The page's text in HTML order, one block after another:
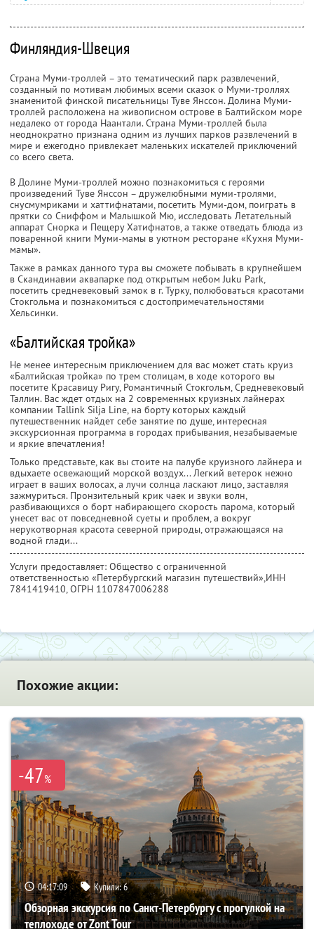
Финляндия-Швеция
Страна Муми-троллей – это тематический парк развлечений,
созданный по мотивам любимых всеми сказок о Муми-троллях
знаменитой финской писательницы Туве Янссон. Долина Муми-
троллей расположена на живописном острове в Балтийском море
недалеко от города Наантали. Страна Муми-троллей была
неоднократно признана одним из лучших парков развлечений в
мире и ежегодно привлекает маленьких искателей приключений
со всего света.
В Долине Муми-троллей можно познакомиться с героями
произведений Туве Янссон – дружелюбными муми-тролями,
снусмумриками и хаттифнатами, посетить Муми-дом, поиграть в
прятки со Сниффом и Малышкой Мю, исследовать Летательный
аппарат Снорка и Пещеру Хатифнатов, а также отведать блюда из
поваренной книги Муми-мамы в уютном ресторане «Кухня Муми-
мамы».
Также в рамках данного тура вы сможете побывать в крупнейшем
в Скандинавии аквапарке под открытым небом Juku Park,
посетить средневековый замок в г. Турку, полюбоваться красотами
Стокгольма и познакомиться с достопримечательностями
Хельсинки.
«Балтийская тройка»
Не менее интересным приключением для вас может стать круиз
«Балтийская тройка» по трем столицам, в ходе которого вы
посетите Красавицу Ригу, Романтичный Стокгольм, Средневековый
Таллин. Вас ждет отдых на 2 современных круизных лайнерах
компании Tallink Silja Line, на борту которых каждый
путешественник найдет себе занятие по душе, интересная
экскурсионная программа в городах прибывания, незабываемые
и яркие впечатления!
Только представьте, как вы стоите на палубе круизного лайнера и
вдыхаете освежающий морской воздух... Легкий ветерок нежно
играет в ваших волосах, а лучи солнца ласкают лицо, заставляя
зажмуриться. Пронзительный крик чаек и звуки волн,
разбивающихся о борт набирающего скорость парома, который
унесет вас от повседневной суеты и проблем, а вокруг
нерукотворная красота северной природы, отражающаяся на
водной глади...
Услуги предоставляет: Общество с ограниченной
ответственностью «Петербургский магазин путешествий»,ИНН
7841419410, ОГРН 1107847006288
Похожие акции:
-47%
04:17:08 Купили:6
Обзорная экскурсия по Санкт-Петербургу с прогулкой на
теплоходе от Zont Tour